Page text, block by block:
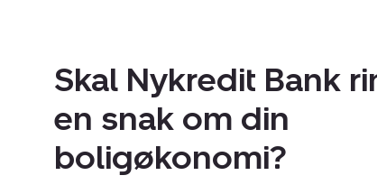
Skal Nykredit Bank
en snak om din
boligøkonomi?